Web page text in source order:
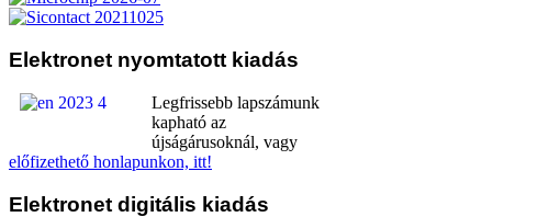
Elektronet nyomtatott kiadás
Legfrissebb lapszámunk
kapható az
újságárusoknál, vagy
előfizethető honlapunkon, itt!
Elektronet digitális kiadás